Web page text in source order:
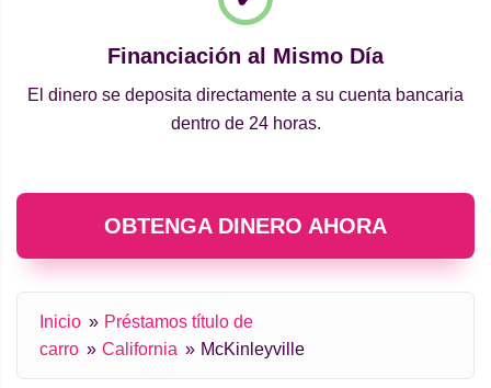
Financiación al Mismo Día
El dinero se deposita directamente a su cuenta bancaria
dentro de 24 horas.
OBTENGA DINERO AHORA
Inicio
Préstamos título de
carro
California McKinleyville